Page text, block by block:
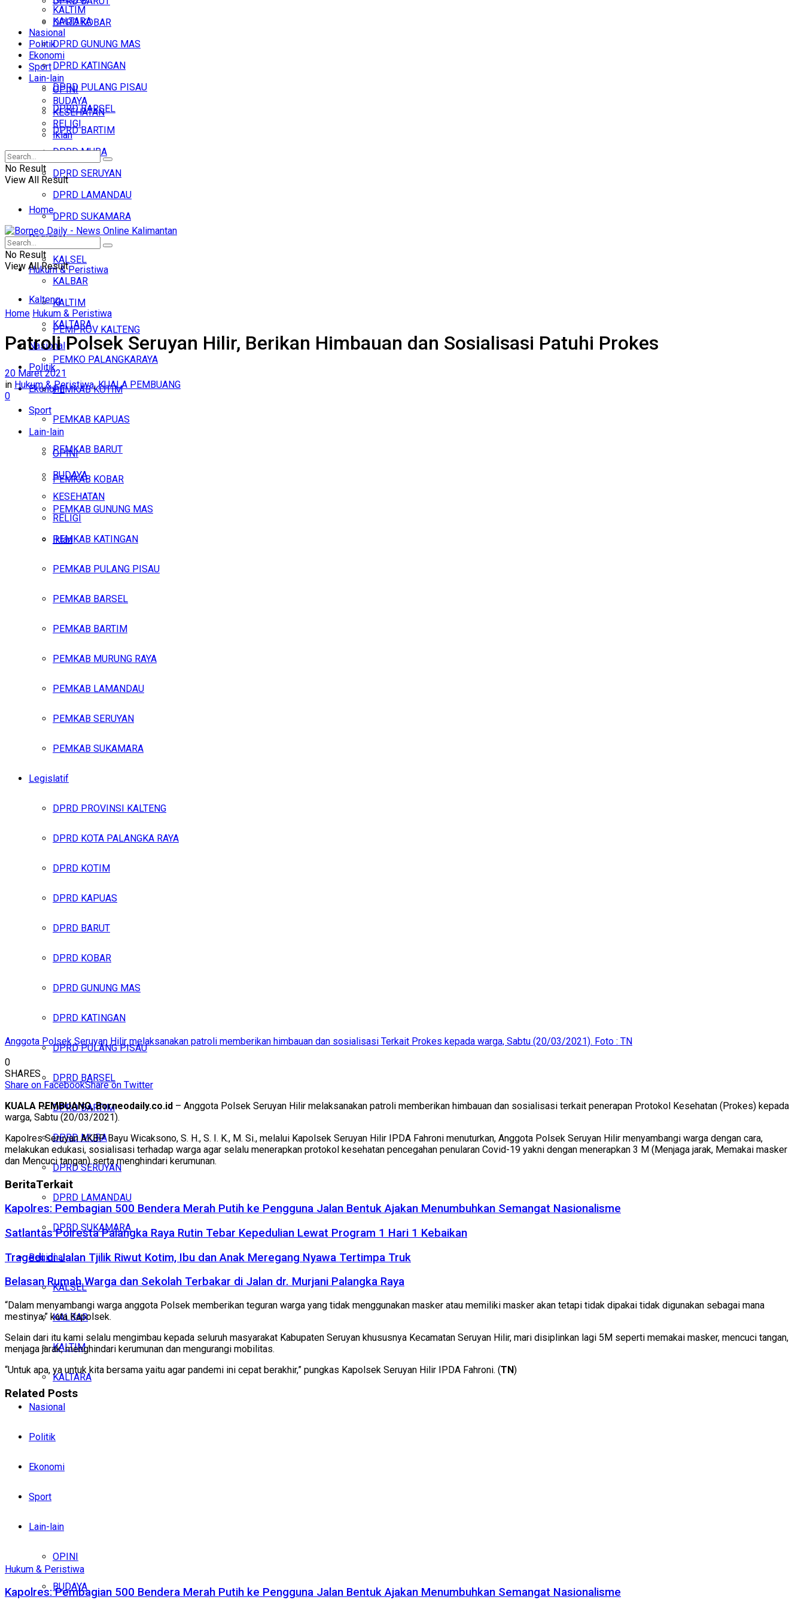
DPRD KOBAR
DPRD GUNUNG MAS
DPRD KATINGAN
DPRD PULANG PISAU
DPRD BARSEL
DPRD BARTIM
DPRD MURA
DPRD SERUYAN
DPRD LAMANDAU
DPRD SUKAMARA
Regional
KALSEL
KALBAR
KALTIM
KALTARA
Nasional
Politik
Ekonomi
Sport
Lain-lain
OPINI
BUDAYA
KESEHATAN
RELIGI
Iklan
Kamis, Agustus 6, 2026
KALTIM
KALTARA
Nasional
Politik
Ekonomi
Sport
Lain-lain
OPINI
BUDAYA
KESEHATAN
RELIGI
Iklan
No Result
View All Result
Home
Headline
Hukum & Peristiwa
Kalteng
PEMPROV KALTENG
PEMKO PALANGKARAYA
PEMKAB KOTIM
PEMKAB KAPUAS
PEMKAB BARUT
PEMKAB KOBAR
PEMKAB GUNUNG MAS
PEMKAB KATINGAN
PEMKAB PULANG PISAU
PEMKAB BARSEL
PEMKAB BARTIM
PEMKAB MURUNG RAYA
PEMKAB LAMANDAU
PEMKAB SERUYAN
PEMKAB SUKAMARA
Legislatif
DPRD PROVINSI KALTENG
DPRD KOTA PALANGKA RAYA
DPRD KOTIM
DPRD KAPUAS
DPRD BARUT
DPRD KOBAR
DPRD GUNUNG MAS
DPRD KATINGAN
DPRD PULANG PISAU
DPRD BARSEL
DPRD BARTIM
DPRD MURA
DPRD SERUYAN
DPRD LAMANDAU
DPRD SUKAMARA
Regional
KALSEL
KALBAR
KALTIM
KALTARA
Nasional
Politik
Ekonomi
Sport
Lain-lain
OPINI
BUDAYA
No Result
View All Result
Home Hukum & Peristiwa
Patroli Polsek Seruyan Hilir, Berikan Himbauan dan Sosialisasi Patuhi Prokes
20 Maret 2021
in Hukum & Peristiwa,KUALA PEMBUANG
0
Anggota Polsek Seruyan Hilir melaksanakan patroli memberikan himbauan dan sosialisasi Terkait Prokes kepada warga, Sabtu (20/03/2021). Foto : TN
0
SHARES
Share on FacebookShare on Twitter
KUALA PEMBUANG, Borneodaily.co.id – Anggota Polsek Seruyan Hilir melaksanakan patroli memberikan himbauan dan sosialisasi terkait penerapan Protokol Kesehatan (Prokes) kepada
warga, Sabtu (20/03/2021).
Kapolres Seruyan AKBP Bayu Wicaksono, S. H., S. I. K., M. Si., melalui Kapolsek Seruyan Hilir IPDA Fahroni menuturkan, Anggota Polsek Seruyan Hilir menyambangi warga dengan cara,
melakukan edukasi, sosialisasi terhadap warga agar selalu menerapkan protokol kesehatan pencegahan penularan Covid-19 yakni dengan menerapkan 3 M (Menjaga jarak, Memakai masker
dan Mencuci tangan) serta menghindari kerumunan.
BeritaTerkait
Kapolres: Pembagian 500 Bendera Merah Putih ke Pengguna Jalan Bentuk Ajakan Menumbuhkan Semangat Nasionalisme
Satlantas Polresta Palangka Raya Rutin Tebar Kepedulian Lewat Program 1 Hari 1 Kebaikan
Tragedi di Jalan Tjilik Riwut Kotim, Ibu dan Anak Meregang Nyawa Tertimpa Truk
Belasan Rumah Warga dan Sekolah Terbakar di Jalan dr. Murjani Palangka Raya
“Dalam menyambangi warga anggota Polsek memberikan teguran warga yang tidak menggunakan masker atau memiliki masker akan tetapi tidak dipakai tidak digunakan sebagai mana
mestinya,” kata Kapolsek.
Selain dari itu kami selalu mengimbau kepada seluruh masyarakat Kabupaten Seruyan khususnya Kecamatan Seruyan Hilir, mari disiplinkan lagi 5M seperti memakai masker, mencuci tangan,
menjaga jarak, menghindari kerumunan dan mengurangi mobilitas.
“Untuk apa, ya untuk kita bersama yaitu agar pandemi ini cepat berakhir,” pungkas Kapolsek Seruyan Hilir IPDA Fahroni. (TN)
Related Posts
Hukum & Peristiwa
Kapolres: Pembagian 500 Bendera Merah Putih ke Pengguna Jalan Bentuk Ajakan Menumbuhkan Semangat Nasionalisme